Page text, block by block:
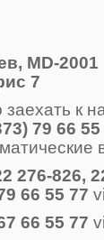
MD-2001
7
к
79 66 55
276-826,
66 55 77
66 55 77